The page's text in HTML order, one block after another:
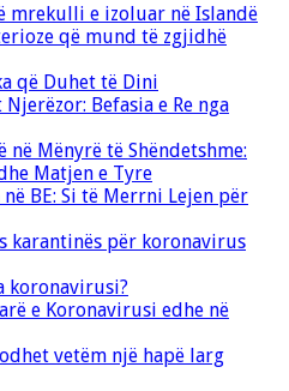
mrekulli e izoluar në Islandë
që mund të zgjidhë
që Duhet të Dini
Befasia e Re nga
në Mënyrë të Shëndetshme:
Matjen e Tyre
BE: Si të Merrni Lejen për
karantinës për koronavirus
koronavirusi?
e Koronavirusi edhe në
vetëm një hapë larg